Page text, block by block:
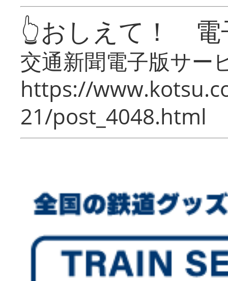
👆おしえて！ 電
交通新聞電子版サー
https://
21/post_4048.html